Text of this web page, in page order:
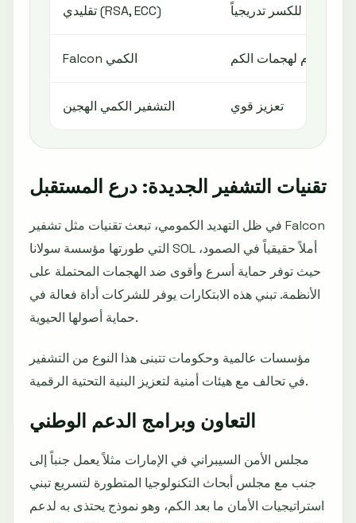
تقليدي (RSA, ECC) قابل للكسر تدريجياً
Falcon الكمي مقاوم لهجمات الكم
التشفير الكمي الهجين تعزيز قوي
تقنيات التشفير الجديدة: درع المستقبل
في ظل التهديد الكمومي، تبعث تقنيات مثل تشفير Falcon
التي طورتها مؤسسة سولانا SOL أملاً حقيقياً في الصمود،
حيث توفر حماية أسرع وأقوى ضد الهجمات المحتملة على
الأنظمة. تبني هذه الابتكارات يوفر للشركات أداة فعالة في
حماية أصولها الحيوية.
مؤسسات عالمية وحكومات تتبنى هذا النوع من التشفير
في تحالف مع هيئات أمنية لتعزيز البنية التحتية الرقمية.
التعاون وبرامج الدعم الوطني
مجلس الأمن السيبراني في الإمارات مثلاً يعمل جنباً إلى
جنب مع مجلس أبحاث التكنولوجيا المتطورة لتسريع تبني
استراتيجيات الأمان ما بعد الكم، وهو نموذج يحتذى به لدعم